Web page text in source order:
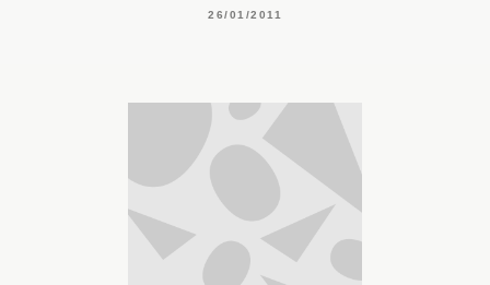
26/01/2011